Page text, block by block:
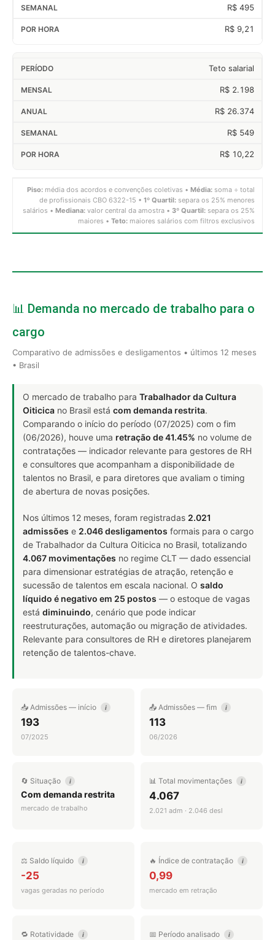
R$ 495
R$ 9,21
Teto salarial
R$ 2.198
R$ 26.374
R$ 549
R$ 10,22
Piso: média dos acordos e convenções coletivas • Média: soma ÷ total
de profissionais CBO 6322-15 • 1º Quartil: separa os 25% menores
salários • Mediana: valor central da amostra • 3º Quartil: separa os 25%
maiores • Teto: maiores salários com filtros exclusivos
📊 Demanda no mercado de trabalho para o
cargo
Comparativo de admissões e desligamentos • últimos 12 meses
• Brasil
O mercado de trabalho para Trabalhador da Cultura
Oiticica no Brasil está com demanda restrita.
Comparando o início do período (07/2025) com o fim
(06/2026), houve uma retração de 41.45% no volume de
contratações — indicador relevante para gestores de RH
e consultores que acompanham a disponibilidade de
talentos no Brasil, e para diretores que avaliam o timing
de abertura de novas posições.
Nos últimos 12 meses, foram registradas 2.021
admissões e 2.046 desligamentos formais para o cargo
de Trabalhador da Cultura Oiticica no Brasil, totalizando
4.067 movimentações no regime CLT — dado essencial
para dimensionar estratégias de atração, retenção e
sucessão de talentos em escala nacional. O saldo
líquido é negativo em 25 postos — o estoque de vagas
está diminuindo, cenário que pode indicar
reestruturações, automação ou migração de atividades.
Relevante para consultores de RH e diretores planejarem
retenção de talentos-chave.
📥 Admissões — início i
193
07/2025
📤 Admissões — fim i
113
06/2026
🔄 Situação i
Com demanda restrita
mercado de trabalho
📊 Total movimentações i
4.067
2.021 adm · 2.046 desl
⚖️ Saldo líquido i
-25
vagas geradas no período
🔥 Índice de contratação i
0,99
mercado em retração
🔁 Rotatividade i 📅 Período analisado i